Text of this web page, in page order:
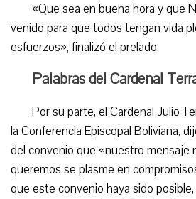
«Que sea en buena hora y que
venido para que todos tengan vida
esfuerzos», finalizó el prelado.
Palabras del Cardenal
Por su parte, el Cardenal Julio
la Conferencia Episcopal Boliviana,
del convenio que «nuestro mensaje
queremos se plasme en
que este convenio haya sido